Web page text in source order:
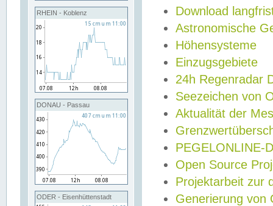
RHEIN - Koblenz
DONAU - Passau
ODER - Eisenhüttenstadt
Download
Astronomische
Höhensysteme
Einzugsgebiete
24h Regenradar
Seezeichen von
Aktualität der
PEGELONLINE-
Open Source
Projektarbeit zur
Generierung von